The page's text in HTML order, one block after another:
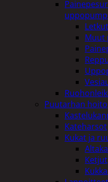
Muut
Puutarhan hoito
Kateharsot
Kukat ja